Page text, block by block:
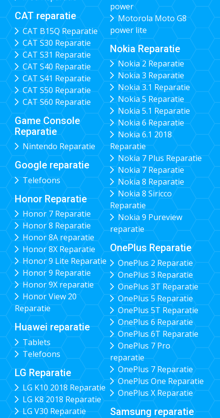
CAT reparatie
CAT B15Q Reparatie
CAT S30 Reparatie
CAT S31 Reparatie
CAT S40 Reparatie
CAT S41 Reparatie
CAT S50 Reparatie
CAT S60 Reparatie
Game Console
Reparatie
Nintendo Reparatie
Google reparatie
Telefoons
Honor Reparatie
Honor 7 Reparatie
Honor 8 Reparatie
Honor 8A reparatie
Honor 8X Reparatie
Honor 9 Lite Reparatie
Honor 9 Reparatie
Honor 9X reparatie
Honor View 20
Reparatie
Huawei reparatie
Tablets
Telefoons
LG Reparatie
LG K10 2018 Reparatie
LG K8 2018 Reparatie
LG V30 Reparatie
power
Motorola Moto G8
power lite
Nokia Reparatie
Nokia 2 Reparatie
Nokia 3 Reparatie
Nokia 3.1 Reparatie
Nokia 5 Reparatie
Nokia 5.1 Reparatie
Nokia 6 Reparatie
Nokia 6.1 2018
Reparatie
Nokia 7 Plus Reparatie
Nokia 7 Reparatie
Nokia 8 Reparatie
Nokia 8 Siricco
Reparatie
Nokia 9 Pureview
reparatie
OnePlus Reparatie
OnePlus 2 Reparatie
OnePlus 3 Reparatie
OnePlus 3T Reparatie
OnePlus 5 Reparatie
OnePlus 5T Reparatie
OnePlus 6 Reparatie
OnePlus 6T Reparatie
OnePlus 7 Pro
reparatie
OnePlus 7 Reparatie
OnePlus One Reparatie
OnePlus X Reparatie
Samsung reparatie